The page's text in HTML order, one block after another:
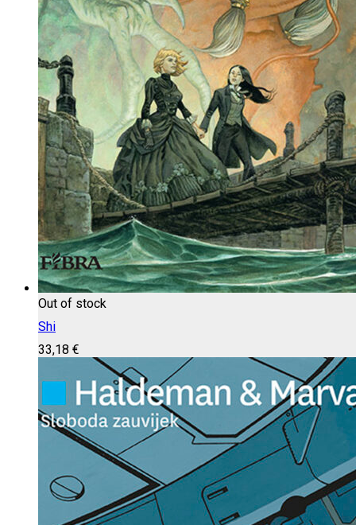
Out of stock
Shi
33,18 €